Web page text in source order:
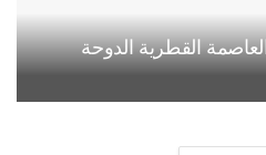
القطرية الدوحة